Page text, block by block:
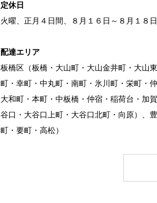
定休日
火曜、正月４日間、８月１６日～８月１８
配達エリア
板橋区（板橋・大山町・大山金井町・大山
町・幸町・中丸町・南町・氷川町・栄町・
大和町・本町・中板橋・仲宿・稲荷台・加
谷口・大谷口上町・大谷口北町・向原）、
町・要町・高松）